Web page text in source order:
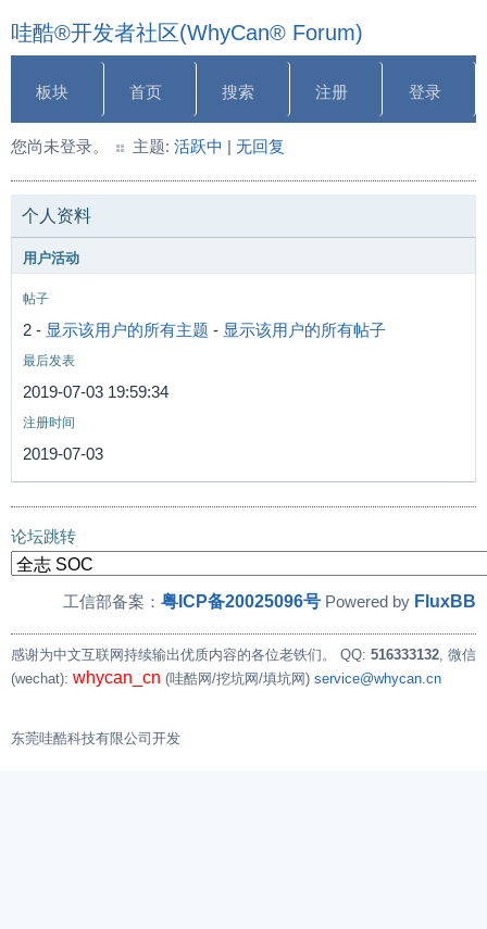
哇酷®开发者社区(WhyCan® Forum)
板块 首页 搜索 注册 登录
您尚未登录。 主题: 活跃中 | 无回复
个人资料
用户活动
帖子
2 - 显示该用户的所有主题 - 显示该用户的所有帖子
最后发表
2019-07-03 19:59:34
注册时间
2019-07-03
论坛跳转
工信部备案： 粤ICP备20025096号 Powered by FluxBB
感谢为中文互联网持续输出优质内容的各位老铁们。 QQ: 516333132, 微信
(wechat): whycan_cn (哇酷网/挖坑网/填坑网) service@whycan.cn
东莞哇酷科技有限公司开发